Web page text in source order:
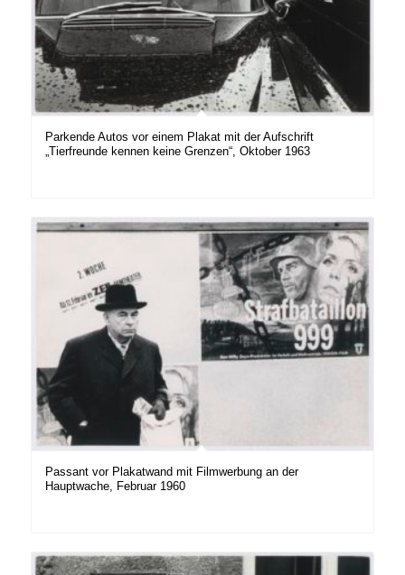
Parkende Autos vor einem Plakat mit der Aufschrift
„Tierfreunde kennen keine Grenzen“, Oktober 1963
Passant vor Plakatwand mit Filmwerbung an der
Hauptwache, Februar 1960